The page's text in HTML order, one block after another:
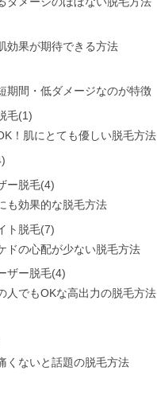
効果が期待できる方法
期間・低ダメージなのが特徴
毛(1)
！肌にとても優しい脱毛方法
ー脱毛(4)
も効果的な脱毛方法
ト脱毛(7)
ドの心配が少ない脱毛方法
ザー脱毛(4)
人でもOKな高出力の脱毛方法
くないと話題の脱毛方法